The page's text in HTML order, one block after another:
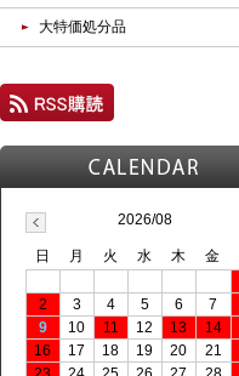
大特価処分品
2026/08
日 月 火 水 木 金
2
3 4 5 6 7
9
10 11 12 13 14
16
17 18 19 20 21